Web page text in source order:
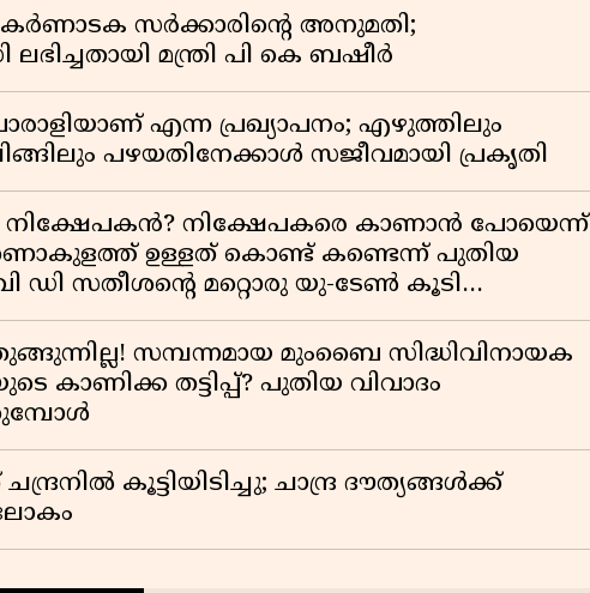
സർക്കാരിൻ്റെ അനുമതി;
മന്ത്രി പി കെ ബഷീർ
എന്ന പ്രഖ്യാപനം; എഴുത്തിലും
പഴയതിനേക്കാൾ സജീവമായി പ്രകൃതി
നിക്ഷേപകരെ കാണാൻ പോയെന്ന്
ഉള്ളത് കൊണ്ട് കണ്ടെന്ന് പുതിയ
വി ഡി സതീശന്റെ മറ്റൊരു യു-ടേൺ കൂടി
സമ്പന്നമായ മുംബൈ സിദ്ധിവിനായക
കാണിക്ക തട്ടിപ്പ്? പുതിയ വിവാദം
കൂട്ടിയിടിച്ചു; ചാന്ദ്ര ദൗത്യങ്ങൾക്ക്